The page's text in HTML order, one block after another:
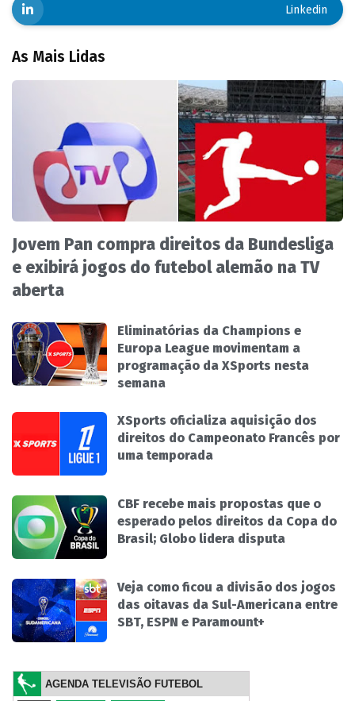
Linkedin
As Mais Lidas
Jovem Pan compra direitos da Bundesliga
e exibirá jogos do futebol alemão na TV
aberta
Eliminatórias da Champions e
Europa League movimentam a
programação da XSports nesta
semana
XSports oficializa aquisição dos
direitos do Campeonato Francês por
uma temporada
CBF recebe mais propostas que o
esperado pelos direitos da Copa do
Brasil; Globo lidera disputa
Veja como ficou a divisão dos jogos
das oitavas da Sul-Americana entre
SBT, ESPN e Paramount+